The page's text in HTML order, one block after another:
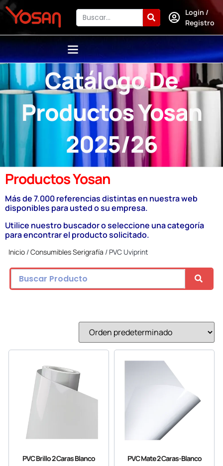
Login /
Registro
Catálogo De
Productos Yosan
2025/26
Productos Yosan
Más de 7.000 referencias distintas en nuestra web
disponibles para usted o su empresa.
Utilice nuestro buscador o seleccione una categoría
para encontrar el producto solicitado.
Inicio /Consumibles Serigrafía / PVC Uviprint
PVC Brillo 2 Caras Blanco
PVC Mate 2 Caras-Blanco